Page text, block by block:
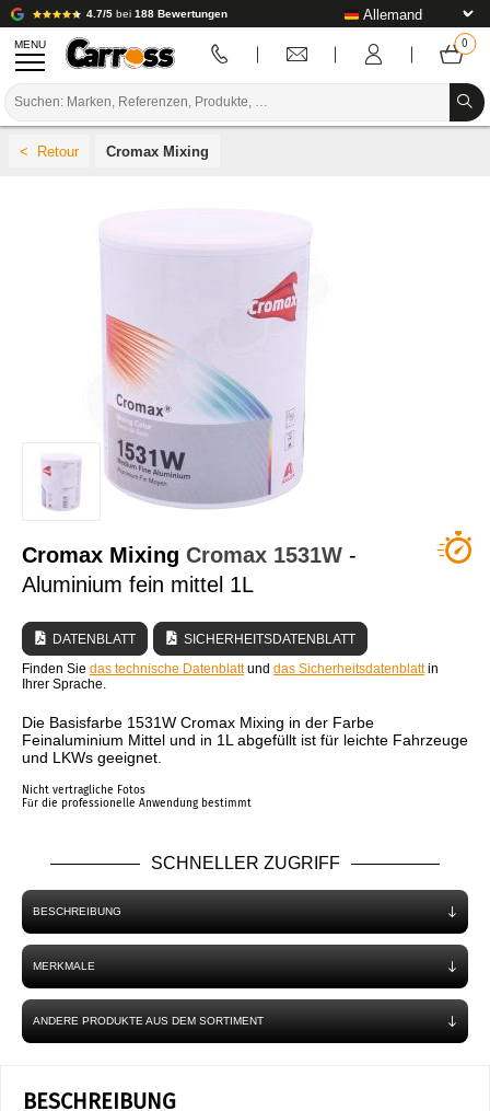
4.7/5 bei 188 Bewertungen
MENU
VORBEREITUNG / BASISLACK / FERTIGSTELLUNG
KAROSSERIE-VERBRAUCHSMATERIAL
KAROSSERIE-WERKZEUG
AUSSTATTUNG DER KAROSSERIEWERKSTATT
LABOREINRICHTUNG
TUTORIAL & TIPPS
Cromax Mixing
Cromax Mixing Cromax 1531W -
Aluminium fein mittel 1L
DATENBLATT
SICHERHEITSDATENBLATT
Finden Sie das technische Datenblattund das Sicherheitsdatenblattin
Ihrer Sprache.
Die Basisfarbe 1531W Cromax Mixing in der Farbe
Feinaluminium Mittel und in 1L abgefüllt ist für leichte Fahrzeuge
und LKWs geeignet.
Nicht vertragliche Fotos
Für die professionelle Anwendung bestimmt
SCHNELLER ZUGRIFF
BESCHREIBUNG
MERKMALE
ANDERE PRODUKTE AUS DEM SORTIMENT
BESCHREIBUNG